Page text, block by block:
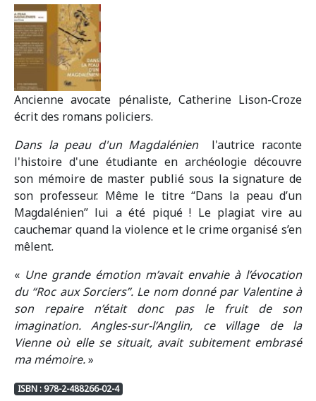
Ancienne avocate pénaliste, Catherine Lison-Croze
écrit des romans policiers.
Dans la peau d'un Magdalénien
l'autrice raconte
l'histoire d'une étudiante en archéologie découvre
son mémoire de master publié sous la signature de
son professeur. Même le titre “Dans la peau d’un
Magdalénien” lui a été piqué ! Le plagiat vire au
cauchemar quand la violence et le crime organisé s’en
mêlent.
« Une grande émotion m’avait envahie à l’évocation
du “Roc aux Sorciers”. Le nom donné par Valentine à
son repaire n’était donc pas le fruit de son
imagination. Angles-sur-l’Anglin, ce village de la
Vienne où elle se situait, avait subitement embrasé
ma mémoire.»
ISBN : 978-2-488266-02-4